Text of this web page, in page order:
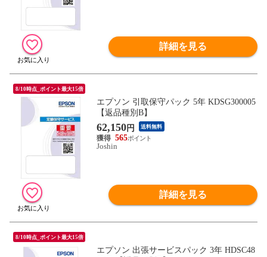
詳細を見る
8/10時点_ポイント最大15倍
エプソン 引取保守パック 5年 KDSG300005
【返品種別B】
62,150円 送料無料
565
Joshin
詳細を見る
8/10時点_ポイント最大15倍
エプソン 出張サービスパック 3年 HDSC48